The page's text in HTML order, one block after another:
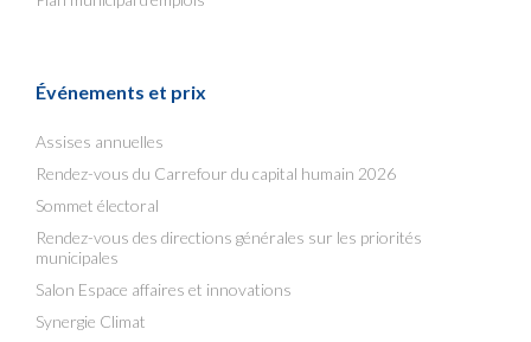
Événements et prix
Assises annuelles
Rendez-vous du Carrefour du capital humain 2026
Sommet électoral
Rendez-vous des directions générales sur les priorités
municipales
Salon Espace affaires et innovations
Synergie Climat